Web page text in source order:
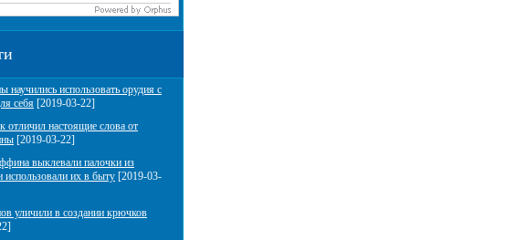
научились использовать орудия с
себя [2019-03-22]
отличил настоящие слова от
[2019-03-22]
выклевали палочки из
использовали их в быту [2019-03-
уличили в создании крючков